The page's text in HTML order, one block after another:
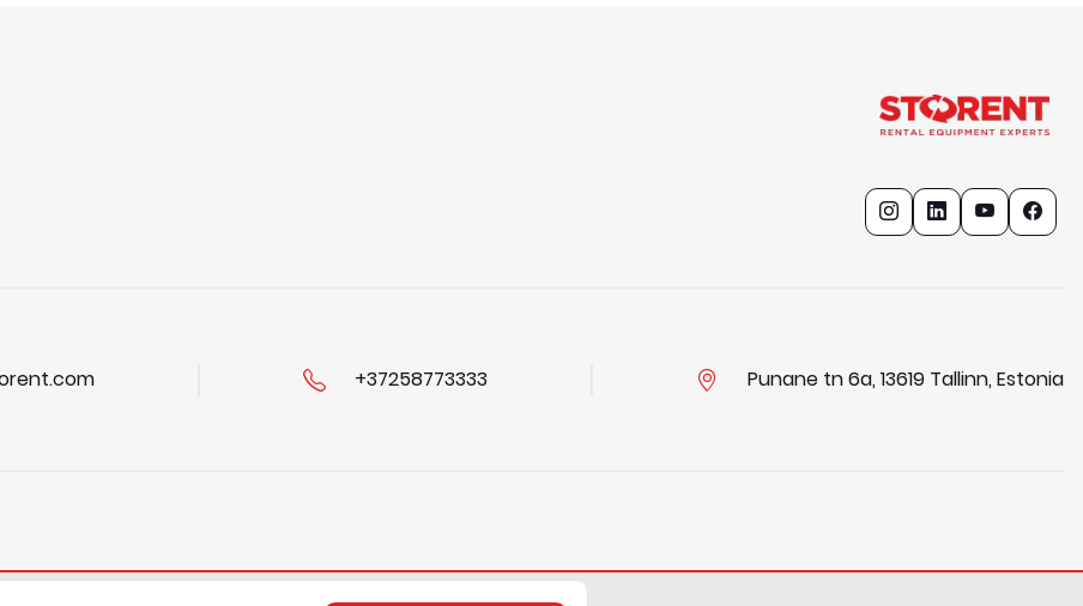
+37258773333 Punane tn 6a, 13619 Tallinn, Estonia